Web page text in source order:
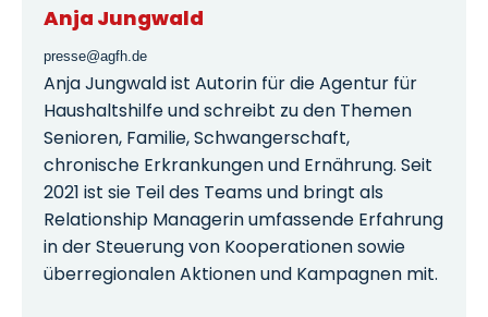
Anja Jungwald
presse@agfh.de
Anja Jungwald ist Autorin für die Agentur für
Haushaltshilfe und schreibt zu den Themen
Senioren, Familie, Schwangerschaft,
chronische Erkrankungen und Ernährung. Seit
2021 ist sie Teil des Teams und bringt als
Relationship Managerin umfassende Erfahrung
in der Steuerung von Kooperationen sowie
überregionalen Aktionen und Kampagnen mit.